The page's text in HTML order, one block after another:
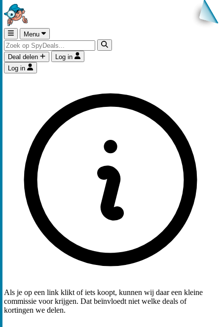
Menu
Deal delen
Log in
Log in
Als je op een link klikt of iets koopt, kunnen wij daar een kleine
commissie voor krijgen. Dat beïnvloedt niet welke deals of
kortingen we delen.